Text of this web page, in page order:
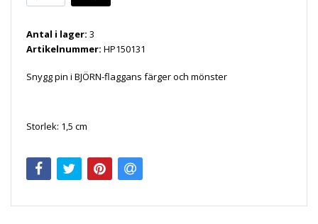
Antal i lager: 3
Artikelnummer: HP150131
Snygg pin i BJÖRN-flaggans färger och mönster
Storlek: 1,5 cm